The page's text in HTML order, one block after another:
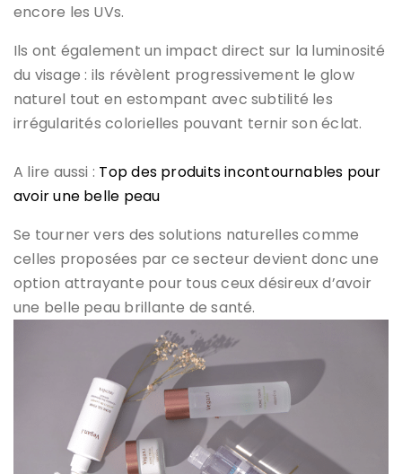
encore les UVs.
Ils ont également un impact direct sur la luminosité
du visage : ils révèlent progressivement le glow
naturel tout en estompant avec subtilité les
irrégularités colorielles pouvant ternir son éclat.
A lire aussi : Top des produits incontournables pour
avoir une belle peau
Se tourner vers des solutions naturelles comme
celles proposées par ce secteur devient donc une
option attrayante pour tous ceux désireux d’avoir
une belle peau brillante de santé.